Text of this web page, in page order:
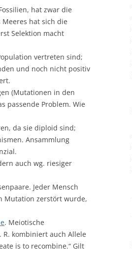
hat zwar die
hat sich die
Selektion macht
vertreten sind;
und noch nicht positiv
(Mutationen in den
passende Problem. Wie
da sie diploid sind;
Ansammlung
auch wg. riesiger
Jeder Mensch
Mutation zerstört wurde,
. Meiotische
R. kombiniert auch Allele
is to recombine.“ Gilt